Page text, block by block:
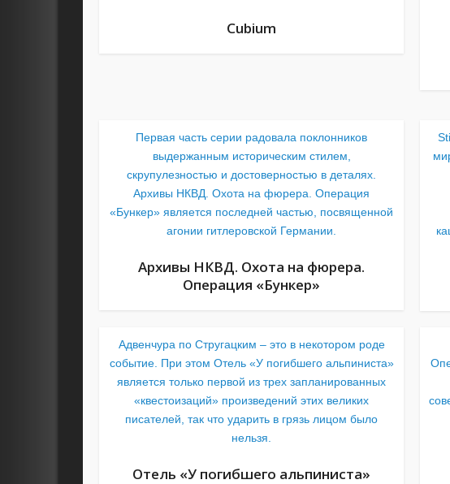
Cubium
Первая часть серии радовала поклонников
выдержанным историческим стилем,
скрупулезностью и достоверностью в деталях.
Архивы НКВД. Охота на фюрера. Операция
«Бункер» является последней частью, посвященной
агонии гитлеровской Германии.
Архивы НКВД. Охота на фюрера.
Операция «Бункер»
Адвенчура по Стругацким – это в некотором роде
событие. При этом Отель «У погибшего альпиниста»
является только первой из трех запланированных
«квестоизаций» произведений этих великих
писателей, так что ударить в грязь лицом было
нельзя.
Отель «У погибшего альпиниста»